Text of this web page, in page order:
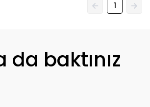
1
da baktınız